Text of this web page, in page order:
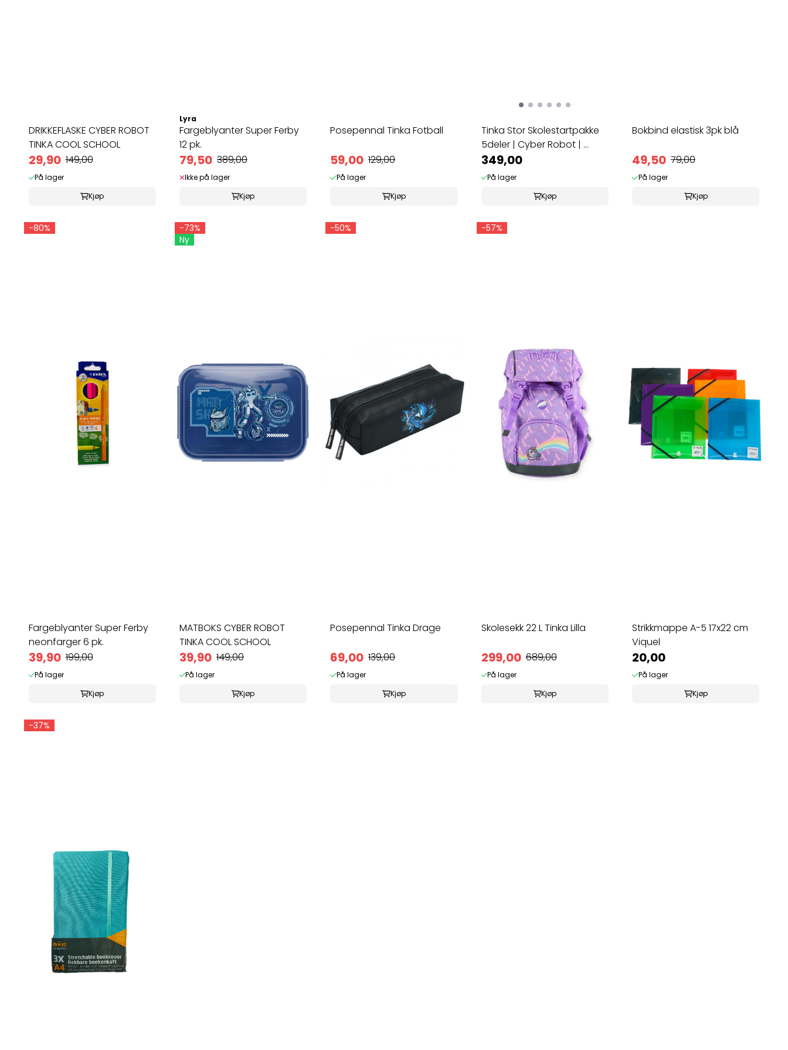
DRIKKEFLASKE CYBER ROBOT
TINKA COOL SCHOOL
29,90 149,00
På lager
Kjøp
Lyra
Fargeblyanter Super Ferby
12 pk.
79,50 389,00
Ikke på lager
Kjøp
Posepennal Tinka Fotball
59,00 129,00
På lager
Kjøp
Tinka Stor Skolestartpakke
5deler | Cyber Robot | ...
349,00
På lager
Kjøp
Bokbind elastisk 3pk blå
49,50 79,00
På lager
Kjøp
-80%
Fargeblyanter Super Ferby
neonfarger 6 pk.
39,90 199,00
På lager
Kjøp
-73%
Ny
MATBOKS CYBER ROBOT
TINKA COOL SCHOOL
39,90 149,00
På lager
Kjøp
-50%
Posepennal Tinka Drage
69,00 139,00
På lager
Kjøp
-57%
Skolesekk 22 L Tinka Lilla
299,00 689,00
På lager
Kjøp
Strikkmappe A-5 17x22 cm
Viquel
20,00
På lager
Kjøp
-37%